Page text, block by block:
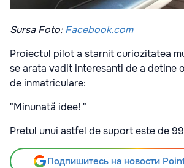
Sursa Foto:Facebook.com
Proiectul pilot a starnit curiozitatea
se arata vadit interesanti de a detine
de inmatriculare:
"Minunată idee! "
Pretul unui astfel de suport este de
Подпишитесь на новости